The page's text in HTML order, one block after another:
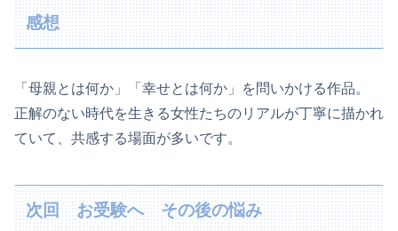
感想
「母親とは何か」「幸せとは何か」を問いかける作品。
正解のない時代を生きる女性たちのリアルが丁寧に描かれ
ていて、共感する場面が多いです。
次回 お受験へ その後の悩み